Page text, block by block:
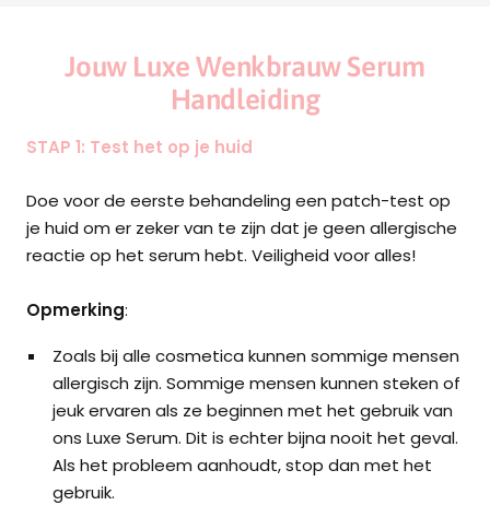
Jouw Luxe Wenkbrauw Serum
Handleiding
STAP 1: Test het op je huid
Doe voor de eerste behandeling een patch-test op
je huid om er zeker van te zijn dat je geen allergische
reactie op het serum hebt. Veiligheid voor alles!
Opmerking:
Zoals bij alle cosmetica kunnen sommige mensen
allergisch zijn. Sommige mensen kunnen steken of
jeuk ervaren als ze beginnen met het gebruik van
ons Luxe Serum. Dit is echter bijna nooit het geval.
Als het probleem aanhoudt, stop dan met het
gebruik.